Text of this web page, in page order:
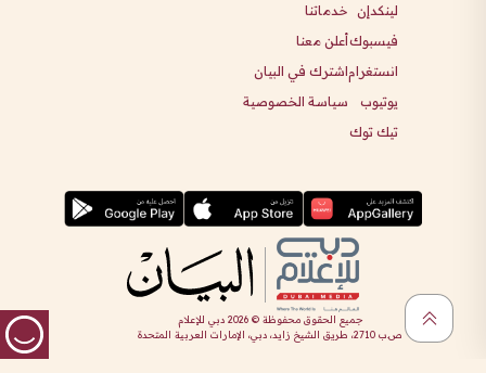
لينكدإن
فيسبوك
انستغرام
يوتيوب
تيك توك
خدماتنا
أعلن معنا
اشترك في البيان
سياسة الخصوصية
جميع الحقوق محفوظة ©2026 دبي للإعلام
ص.ب 2710، طريق الشيخ زايد، دبي، الإمارات العربية المتحدة